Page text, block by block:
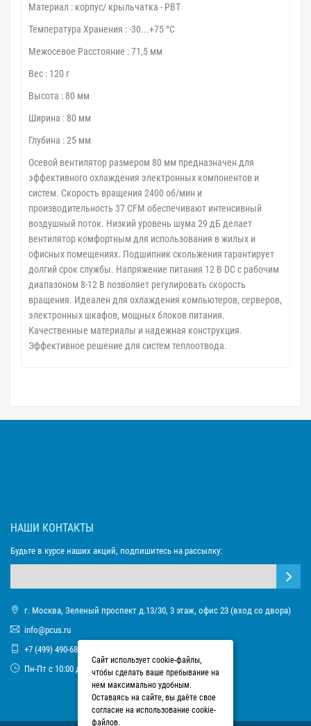
Материал : корпус/ крыльчатка - PBT
Температура Хранения : -30...+75 °С
Межосевое Расстояние : 71,5 мм
Вес : 120 г
Высота : 80 мм
Ширина : 80 мм
Глубина : 25 мм
Осевой вентилятор размером 80 мм предназначен для
эффективного охлаждения электронных компонентов и
систем. Скорость вращения 2400 об/мин и
производительность 37 CFM обеспечивают интенсивный
воздушный поток. Низкий уровень шума 29 дБ делает
вентилятор комфортным для использования в жилых и
офисных помещениях. Подшипник скольжения гарантирует
долгий срок службы. Напряжение питания 12 В DC с рабочим
диапазоном 8-12 В позволяет регулировать скорость
вращения. Идеален для охлаждения компьютеров, серверов,
электронных шкафов, мощных блоков питания.
Качественные материалы и надежная конструкция.
Эффективное решение для систем теплоотвода.
НАШИ КОНТАКТЫ
Будьте в курсе наших акций, подпишитесь на рассылку:
г. Москва, Зеленый проспект д.13/30, 3 этаж, офис 23 (вход со двора)
info@pcus.ru
+7 (499) 490-68-93
Пн-Пт с 10:00 до 17:00
Сайт использует cookie-файлы,
чтобы сделать ваше пребывание на
нем максимально удобным.
Оставаясь на сайте, вы даёте свое
согласие на использование cookie-
файлов.